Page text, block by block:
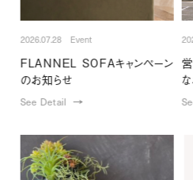
2026.07.28 Event
FLANNEL SOFAキャンペーン
のお知らせ
See Detail